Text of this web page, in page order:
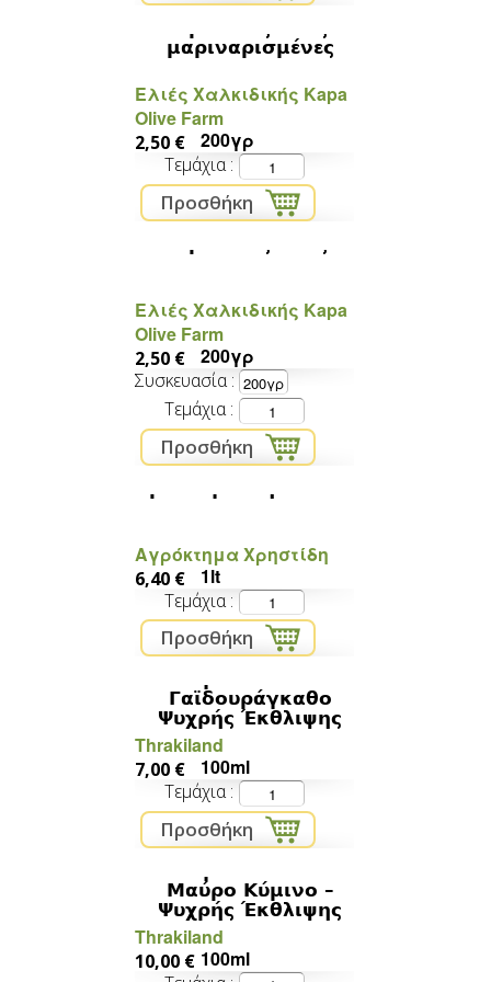
μαριναρισμένες
Ελιές Χαλκιδικής Kapa
Olive Farm
2,50 € 200γρ
Τεμάχια
Ελιές Χαλκιδικής Kapa
Olive Farm
2,50 € 200γρ
Συσκευασία
Τεμάχια
Αγρόκτημα Χρηστίδη
6,40 € 1lt
Τεμάχια
Γαϊδουράγκαθο
Ψυχρής Έκθλιψης
Thrakiland
7,00 € 100ml
Τεμάχια
Μαύρο Κύμινο –
Ψυχρής Έκθλιψης
Thrakiland
10,00 € 100ml